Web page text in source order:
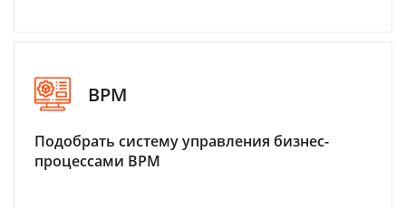
BPM
Подобрать систему управления бизнес-
процессами BPM